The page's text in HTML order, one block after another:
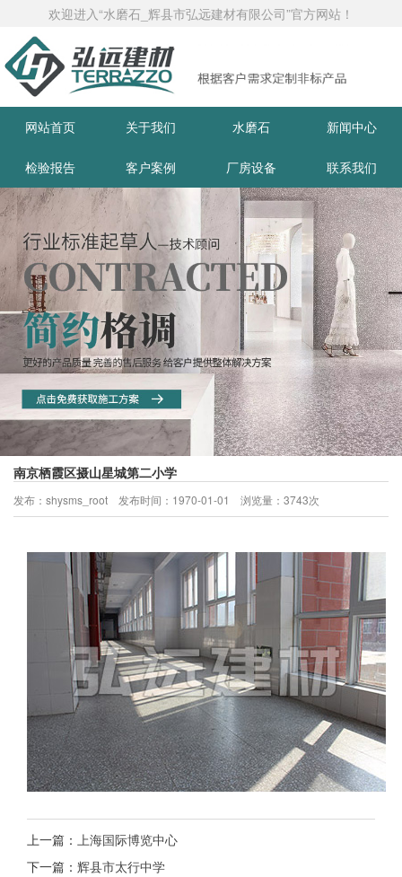
欢迎进入“水磨石_辉县市弘远建材有限公司”官方网站！
网站首页 关于我们 水磨石 新闻中心
检验报告 客户案例 厂房设备 联系我们
南京栖霞区摄山星城第二小学
发布：shysms_root 发布时间：1970-01-01 浏览量：3743次
上一篇： 上海国际博览中心
下一篇： 辉县市太行中学